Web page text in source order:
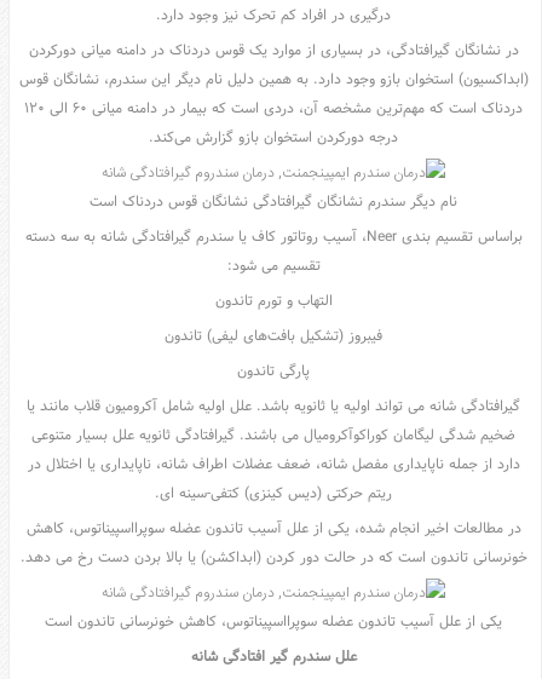
جوک
زناشویی
مدل
اصلی
آشپزی
اخبار
پزشکی
جوک
درگیری در افراد کم تحرک نیز وجود دارد.
در نشانگان گیرافتادگی، در بسیاری از موارد یک قوس دردناک در دامنه میانی دورکردن
(ابداکسیون) استخوان بازو وجود دارد. به همین دلیل نام دیگر این سندرم، نشانگان قوس
دردناک است که مهم‌ترین مشخصه آن، دردی است که بیمار در دامنه میانی ۶۰ الی ۱۲۰
درجه دورکردن استخوان بازو گزارش می‌کند.
نام دیگر سندرم نشانگان گیرافتادگی نشانگان قوس دردناک است
براساس تقسیم بندی Neer، آسیب روتاتور کاف یا سندرم گیرافتادگی شانه به سه دسته
تقسیم می شود:
التهاب و تورم تاندون
فیبروز (تشکیل بافت‌های لیفی) تاندون
پارگی تاندون
گیرافتادگی شانه می تواند اولیه یا ثانویه باشد. علل اولیه شامل آکرومیون قلاب مانند یا
ضخیم شدگی لیگامان کوراکوآکرومیال می باشند. گیرافتادگی ثانویه علل بسیار متنوعی
دارد از جمله ناپایداری مفصل شانه، ضعف عضلات اطراف شانه، ناپایداری یا اختلال در
ریتم حرکتی (دیس کینزی) کتفی-سینه ای.
در مطالعات اخیر انجام شده، یکی از علل آسیب تاندون عضله سوپرااسپیناتوس، کاهش
خونرسانی تاندون است که در حالت دور کردن (ابداکشن) یا بالا بردن دست رخ می دهد.
یکی از علل آسیب تاندون عضله سوپرااسپیناتوس، کاهش خونرسانی تاندون است
علل سندرم گیر افتادگی شانه